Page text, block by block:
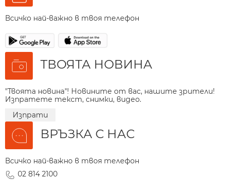
Всичко най-важно в твоя телефон
ТВОЯТА НОВИНА
"Твоята новина"! Новините от вас, нашите зрители!
Изпратете текст, снимки, видео.
Изпрати
ВРЪЗКА С НАС
Всичко най-важно в твоя телефон
02 814 2100